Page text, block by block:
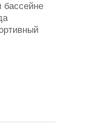
бассейне